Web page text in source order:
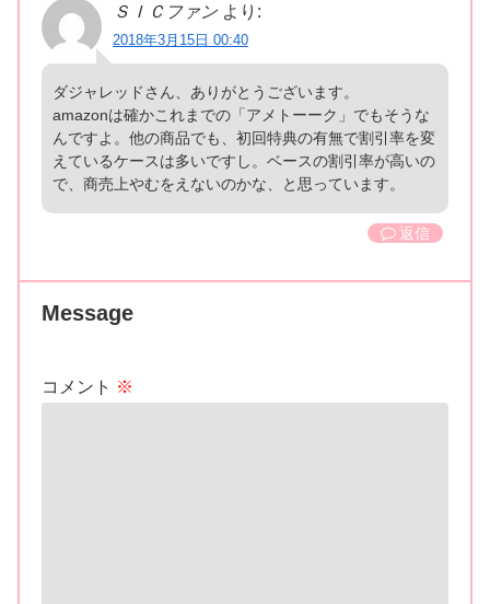
ＳＩＣファン より:
2018年3月15日 00:40
ダジャレッドさん、ありがとうございます。
amazonは確かこれまでの「アメトーーク」でもそうな
んですよ。他の商品でも、初回特典の有無で割引率を変
えているケースは多いですし。ベースの割引率が高いの
で、商売上やむをえないのかな、と思っています。
返信
Message
コメント ※